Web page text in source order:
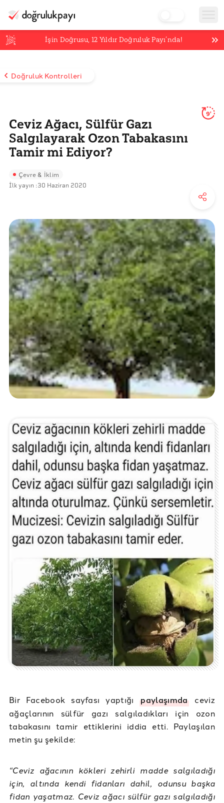
İşin Doğrusu,12 Yıldır Doğruluk Payı’nda!
Doğruluk Kontrolleri
Ceviz Ağacı, Sülfür Gazı
Salgılayarak Ozon Tabakasını
Tamir mi Ediyor?
9'
Çevre & İklim
İlk yayın :30 Haziran 2020
Bir Facebook sayfası yaptığıpaylaşımdaceviz
ağaçlarının sülfür gazı salgıladıkları için ozon
tabakasını tamir ettiklerini iddia etti. Paylaşılan
metin şu şekilde:
“Ceviz ağacının kökleri zehirli madde salgıladığı
için, altında kendi fidanları dahil, odunsu başka
fidan yaşatmaz. Ceviz ağacı sülfür gazı salgıladığı